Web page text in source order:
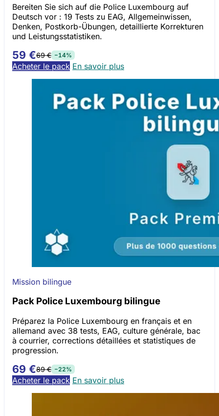
Bereiten Sie sich auf die Police Luxembourg auf
Deutsch vor : 19 Tests zu EAG, Allgemeinwissen,
Denken, Postkorb-Übungen, detaillierte Korrekturen
und Leistungsstatistiken.
59 €69 € −14%
Acheter le pack En savoir plus
Mission bilingue
Pack Police Luxembourg bilingue
Préparez la Police Luxembourg en français et en
allemand avec 38 tests, EAG, culture générale, bac
à courrier, corrections détaillées et statistiques de
progression.
69 €89 € −22%
Acheter le pack En savoir plus